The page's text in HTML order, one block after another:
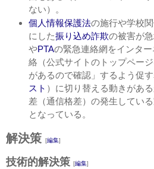
ない）。
個人情報保護法の施行や学校
にした振り込め詐欺の被害が
やPTAの緊急連絡網をインタ
絡（公式サイトのトップペー
があるので確認」するよう促
スト ）に切り替える動きがあ
差（通信格差）の発生してい
となっている。
解決策 [編集]
技術的解決策 [編集]